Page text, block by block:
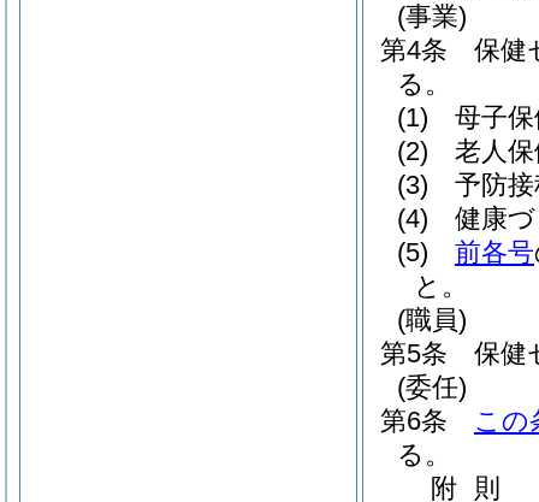
(事業)
第4条
保健
る。
(1)
母子
(2)
老人
(3)
予防
(4)
健康
(5)
前各号
と。
(職員)
第5条
保健
(委任)
第6条
この
る。
附 則